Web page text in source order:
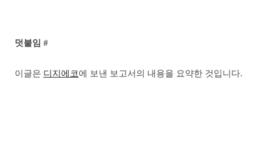
덧붙임 #
이글은 디지에코에 보낸 보고서의 내용을 요약한 것입니다.